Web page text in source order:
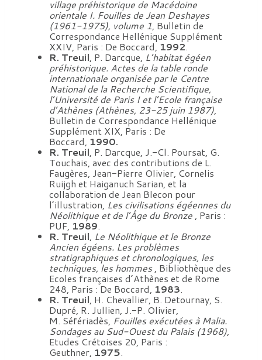
village préhistorique de Macédoine
orientale I. Fouilles de Jean Deshayes
(1961-1975), volume 1, Bulletin de
Correspondance Hellénique Supplément
XXIV, Paris : De Boccard, 1992.
R. Treuil, P. Darcque, L’habitat égéen
préhistorique. Actes de la table ronde
internationale organisée par le Centre
National de la Recherche Scientifique,
l’Université de Paris I et l’Ecole française
d’Athènes (Athènes, 23-25 juin 1987),
Bulletin de Correspondance Hellénique
Supplément XIX, Paris : De
Boccard, 1990.
R. Treuil, P. Darcque, J.-Cl. Poursat, G.
Touchais, avec des contributions de L.
Faugères, Jean-Pierre Olivier, Cornelis
Ruijgh et Haiganuch Sarian, et la
collaboration de Jean Blecon pour
l’illustration, Les civilisations égéennes du
Néolithique et de l’Âge du Bronze , Paris :
PUF, 1989.
R. Treuil, Le Néolithique et le Bronze
Ancien égéens. Les problèmes
stratigraphiques et chronologiques, les
techniques, les hommes, Bibliothèque des
Ecoles françaises d’Athènes et de Rome
248, Paris : De Boccard, 1983.
R. Treuil, H. Chevallier, B. Detournay, S.
Dupré, R. Jullien, J.-P. Olivier,
M. Séfériadès, Fouilles exécutées à Malia.
Sondages au Sud-Ouest du Palais (1968),
Etudes Crétoises 20, Paris :
Geuthner, 1975.